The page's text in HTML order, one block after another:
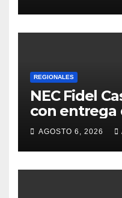
REGIONALES
NEC Fidel
con entrega
AGOSTO 6, 2026